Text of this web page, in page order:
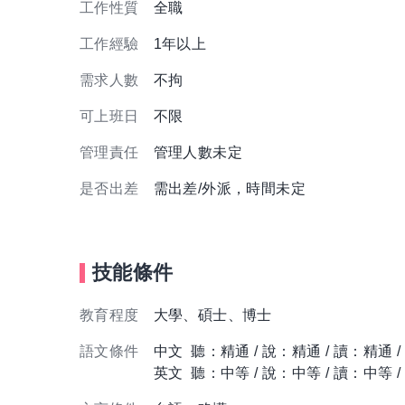
工作性質 全職
工作經驗 1年以上
需求人數 不拘
可上班日 不限
管理責任 管理人數未定
是否出差 需出差/外派，時間未定
技能條件
教育程度 大學、碩士、博士
語文條件
中文 聽：精通 / 說：精通 / 讀：精通 /
英文 聽：中等 / 說：中等 / 讀：中等 /